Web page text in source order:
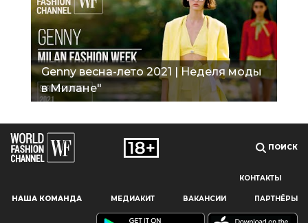
Наш сайт использует файлы cookie и похожие технологии,
Genny весна-лето 2021 | Неделя моды
в Милане"
ПОИСК
КОНТАКТЫ
НАША КОМАНДА МЕДИАКИТ ВАКАНСИИ ПАРТНЁРЫ